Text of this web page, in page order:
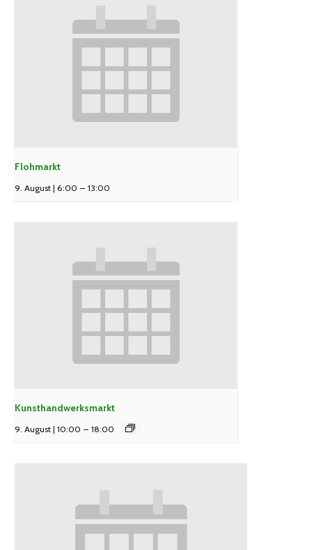
Flohmarkt
9. August | 6:00 – 13:00
Kunsthandwerksmarkt
9. August | 10:00 – 18:00